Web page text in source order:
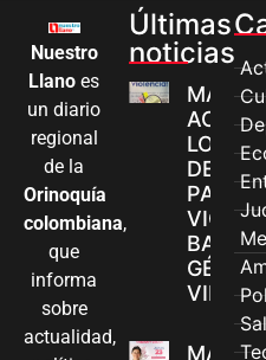
Nuestro
Llano es
un diario
regional
de la
Orinoquía
colombiana,
que
informa
sobre
actualidad,
Últimas
noticias
MÁS
LOS
DE
PARA